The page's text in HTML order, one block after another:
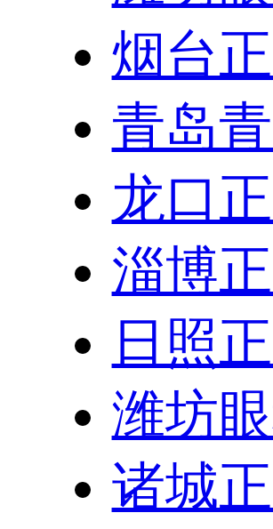
烟台
青岛
龙口
淄博
日照
潍坊
诸城